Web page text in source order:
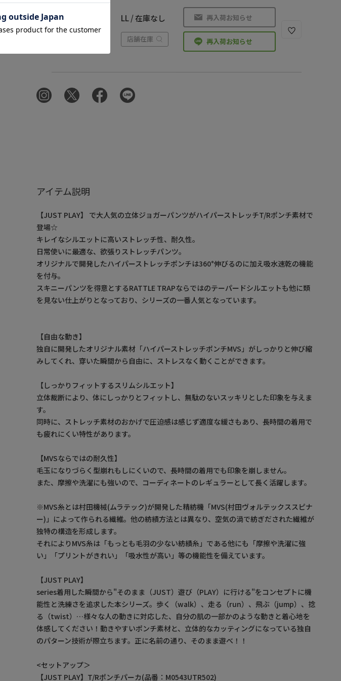
LL / 在庫なし
店舗在庫
再入荷お知らせ
再入荷お知らせ
アイテム説明
【JUST PLAY】 で大人気の立体ジョガーパンツがハイパーストレッチT/Rポンチ素材で
登場☆
キレイなシルエットに高いストレッチ性、耐久性。
日常使いに最適な、欲張りストレッチパンツ。
オリジナルで開発したハイパーストレッチポンチは360°伸びるのに加え吸水速乾の機能
を付与。
スキニーパンツを得意とするRATTLE TRAPならではのテーパードシルエットも他に類
を見ない仕上がりとなっており、シリーズの一番人気となっています。
【自由な動き】
独自に開発したオリジナル素材「ハイパーストレッチポンチMVS」がしっかりと伸び縮
みしてくれ、穿いた瞬間から自由に、ストレスなく動くことができます。
【しっかりフィットするスリムシルエット】
立体裁断により、体にしっかりとフィットし、無駄のないスッキリとした印象を与えま
す。
同時に、ストレッチ素材のおかげで圧迫感は感じず適度な緩さもあり、長時間の着用で
も疲れにくい特性があります。
【MVSならではの耐久性】
毛玉になりづらく型崩れもしにくいので、長時間の着用でも印象を崩しません。
また、摩擦や洗濯にも強いので、コーディネートのレギュラーとして長く活躍します。
※MVS糸とは村田機械(ムラテック)が開発した精紡機「MVS(村田ヴォルテックススピナ
ー)」によって作られる繊維。他の紡績方法とは異なり、空気の渦で紡ぎだされた繊維が
独特の構造を形成します。
それによりMVS糸は「もっとも毛羽の少ない紡績糸」である他にも「摩擦や洗濯に強
い」「プリントがきれい」「吸水性が高い」等の機能性を備えています。
【JUST PLAY】
series着用した瞬間から"そのまま（JUST）遊び（PLAY）に行ける"をコンセプトに機
能性と洗練さを追求した本シリーズ。歩く（walk）、走る（run）、飛ぶ（jump）、捻
る（twist）…様々な人の動きに対応した、自分の肌の一部かのような動きと着心地を
体感してください！動きやすいポンチ素材と、立体的なカッティングになっている独自
のパターン技術が際立ちます。正に名前の通り、そのまま遊べ！！
<セットアップ＞
【JUST PLAY】T/Rポンチパーカ(品番：M0543UTR502)